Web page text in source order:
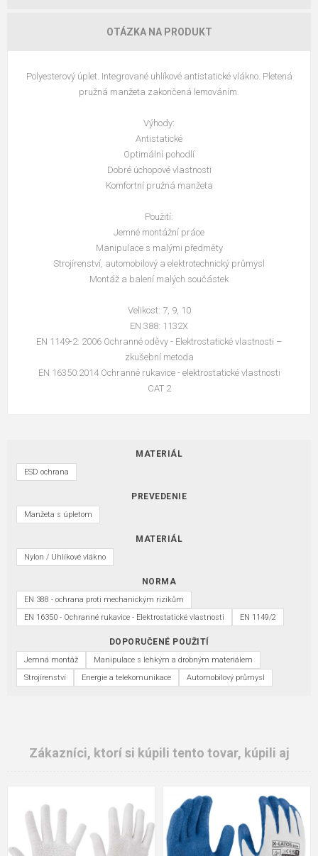
OTÁZKA NA PRODUKT
Polyesterový úplet. Integrované uhlíkové antistatické vlákno. Pletená
pružná manžeta zakončená lemováním.
Výhody:
Antistatické
Optimální pohodlí
Dobré úchopové vlastnosti
Komfortní pružná manžeta
Použití:
Jemné montážní práce
Manipulace s malými předměty
Strojírenství, automobilový a elektrotechnický průmysl
Montáž a balení malých součástek
Velikost: 7, 9, 10
EN 388: 1132X
EN 1149-2: 2006 Ochranné oděvy - Elektrostatické vlastnosti –
zkušební metoda
EN 16350:2014 Ochranné rukavice - elektrostatické vlastnosti
CAT 2
MATERIÁL
ESD ochrana
PREVEDENIE
Manžeta s úpletom
MATERIÁL
Nylon / Uhlíkové vlákno
NORMA
EN 388 - ochrana proti mechanickým rizikům
EN 16350 - Ochranné rukavice - Elektrostatické vlastnosti
EN 1149/2
DOPORUČENÉ POUŽITÍ
Jemná montáž
Manipulace s lehkým a drobným materiálem
Strojírenství
Energie a telekomunikace Automobilový průmysl
Zákazníci, ktorí si kúpili tento tovar, kúpili aj